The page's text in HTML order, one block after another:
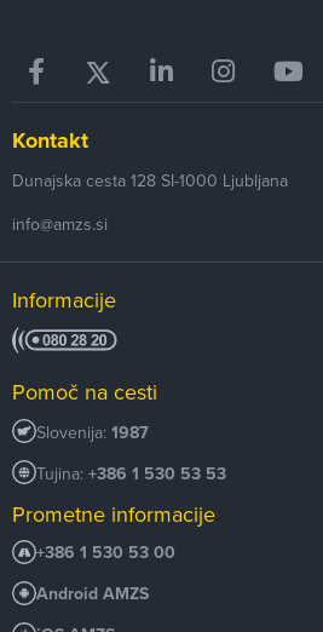
Kontakt
Dunajska cesta 128 SI-1000 Ljubljana
info@amzs.si
Informacije
Pomoč na cesti
Slovenija: 1987
Tujina: +386 1 530 53 53
Prometne informacije
+386 1 530 53 00
Android AMZS